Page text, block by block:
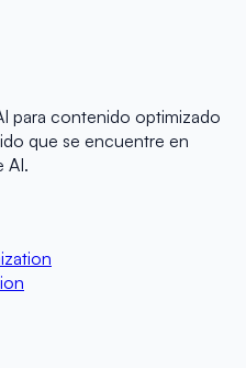
para contenido optimizado
que se encuentre en
AI.